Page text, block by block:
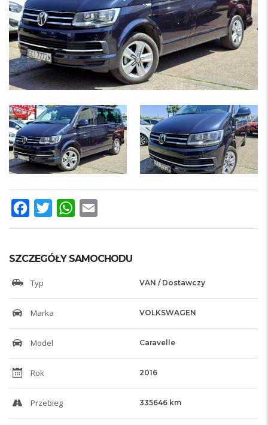
FacebookTwitterWhatsApp
SZCZEGÓŁY SAMOCHODU
Typ VAN / Dostawczy
Marka VOLKSWAGEN
Model Caravelle
Rok 2016
Przebieg 335646 km